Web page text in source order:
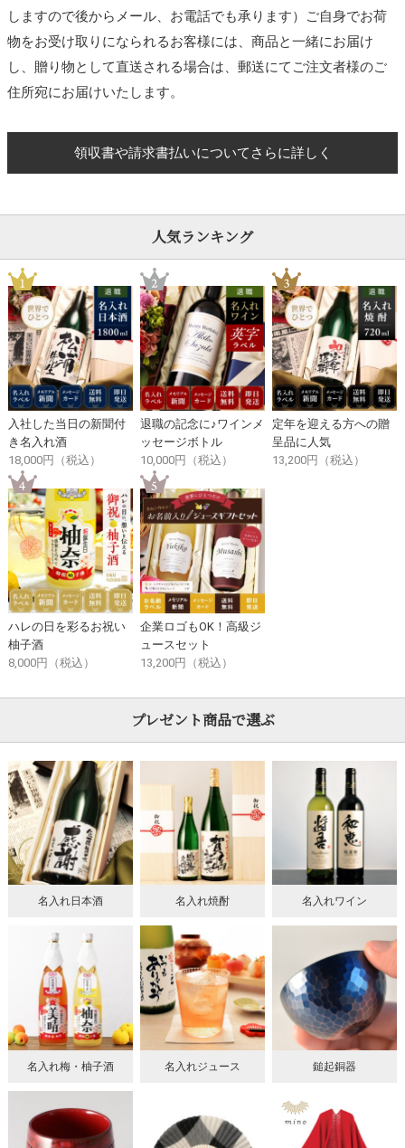
しますので後からメール、お電話でも承ります）ご自身でお荷
物をお受け取りになられるお客様には、商品と一緒にお届け
し、贈り物として直送される場合は、郵送にてご注文者様のご
住所宛にお届けいたします。
領収書や請求書払いについてさらに詳しく
人気ランキング
入社した当日の新聞付
き名入れ酒
18,000円（税込）
退職の記念に♪ワインメ
ッセージボトル
10,000円（税込）
定年を迎える方への贈
呈品に人気
13,200円（税込）
ハレの日を彩るお祝い
柚子酒
8,000円（税込）
企業ロゴもOK！高級ジ
ュースセット
13,200円（税込）
プレゼント商品で選ぶ
名入れ日本酒 名入れ焼酎 名入れワイン
名入れ梅・柚子酒 名入れジュース 鎚起銅器